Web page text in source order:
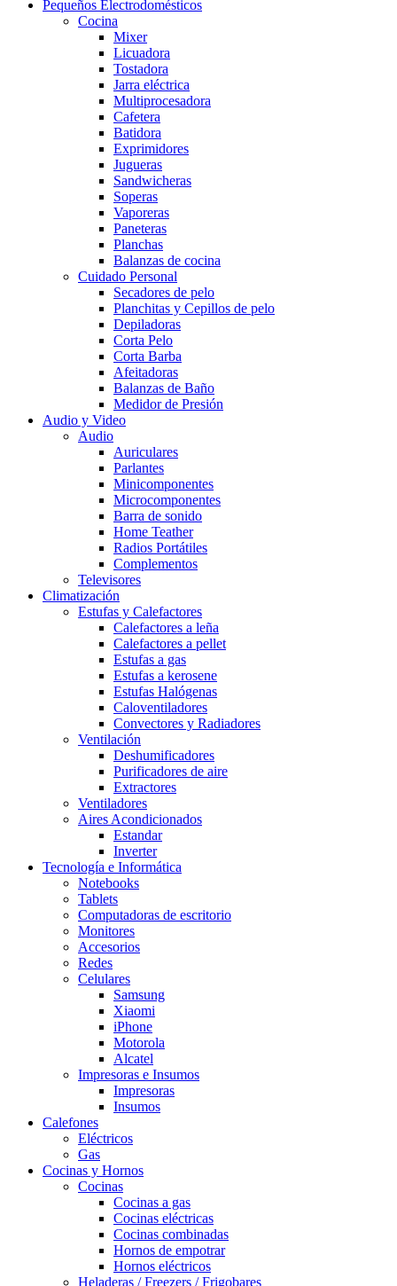
Pequeños Electrodomésticos
Cocina
Mixer
Licuadora
Tostadora
Jarra eléctrica
Multiprocesadora
Cafetera
Batidora
Exprimidores
Jugueras
Sandwicheras
Soperas
Vaporeras
Paneteras
Planchas
Balanzas de cocina
Cuidado Personal
Secadores de pelo
Planchitas y Cepillos de pelo
Depiladoras
Corta Pelo
Corta Barba
Afeitadoras
Balanzas de Baño
Medidor de Presión
Audio y Video
Audio
Auriculares
Parlantes
Minicomponentes
Microcomponentes
Barra de sonido
Home Teather
Radios Portátiles
Complementos
Televisores
Climatización
Estufas y Calefactores
Calefactores a leña
Calefactores a pellet
Estufas a gas
Estufas a kerosene
Estufas Halógenas
Caloventiladores
Convectores y Radiadores
Ventilación
Deshumificadores
Purificadores de aire
Extractores
Ventiladores
Aires Acondicionados
Estandar
Inverter
Tecnología e Informática
Notebooks
Tablets
Computadoras de escritorio
Monitores
Accesorios
Redes
Celulares
Samsung
Xiaomi
iPhone
Motorola
Alcatel
Impresoras e Insumos
Impresoras
Insumos
Calefones
Eléctricos
Gas
Cocinas y Hornos
Cocinas
Cocinas a gas
Cocinas eléctricas
Cocinas combinadas
Hornos de empotrar
Hornos eléctricos
Heladeras / Freezers / Frigobares